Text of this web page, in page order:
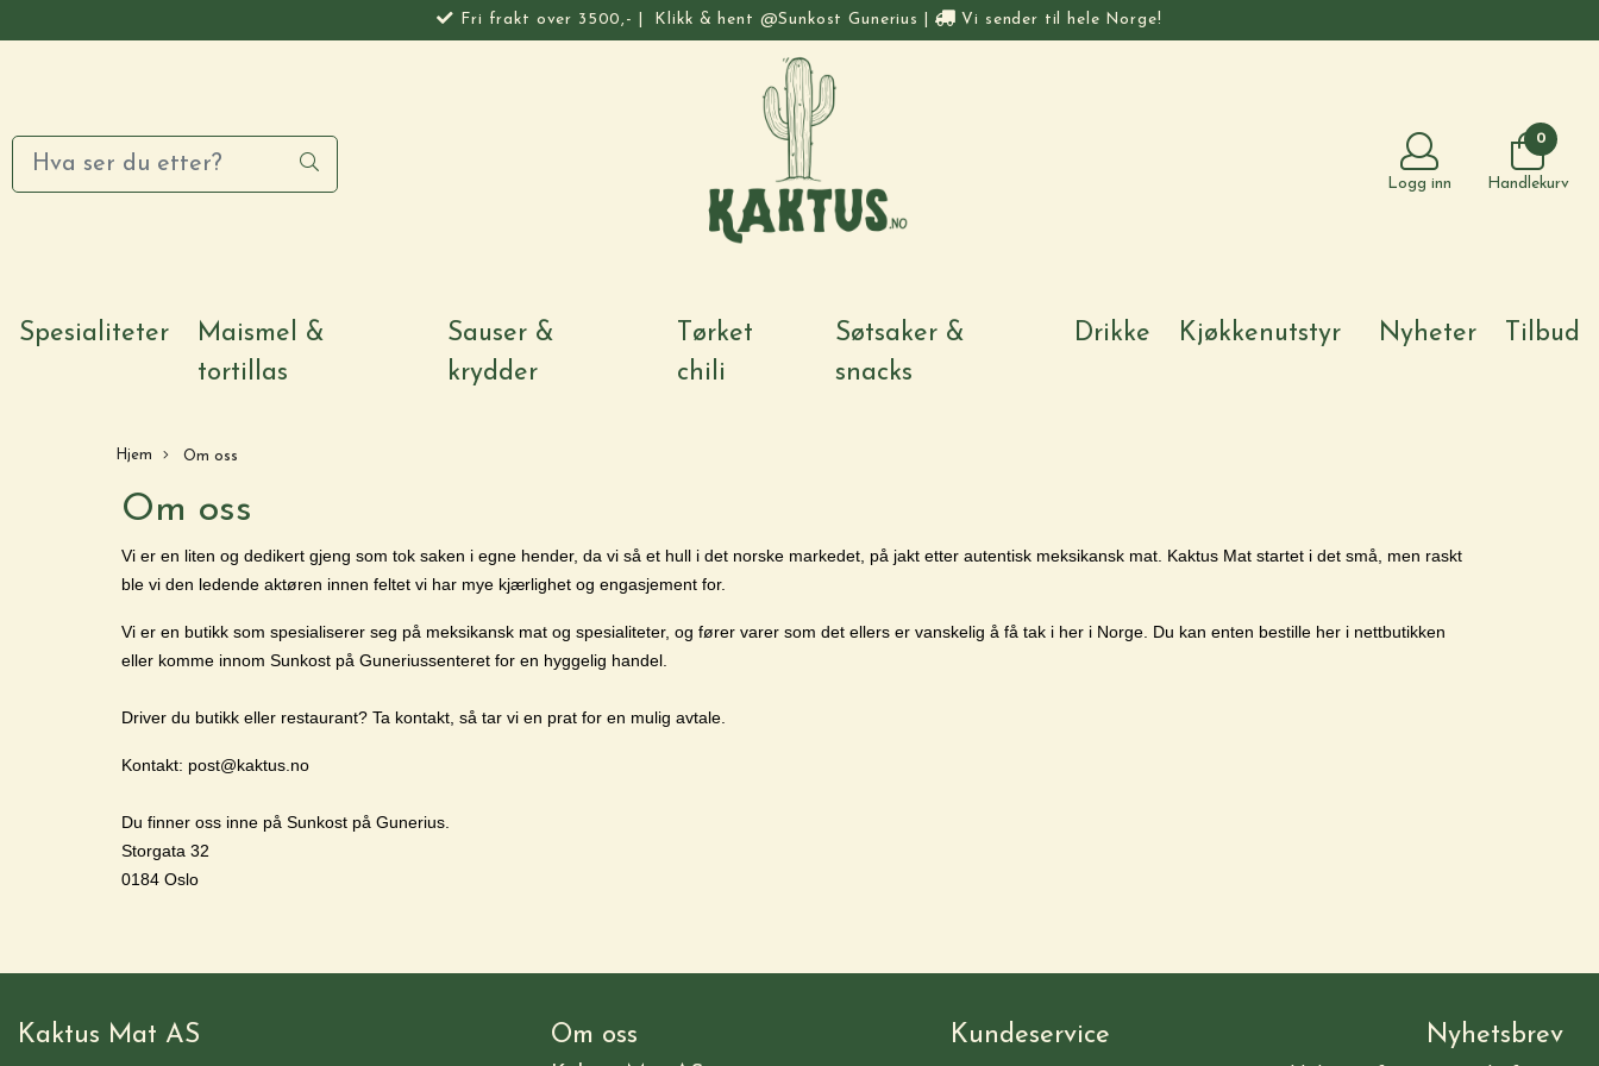
Fri frakt over 3500,- Klikk & hent @Sunkost Gunerius Vi sender til hele Norge!
Logg inn
0
Handlekurv
Spesialiteter
Maismel &
tortillas
Sauser &
krydder
Tørket
chili
Søtsaker &
snacks
Drikke Kjøkkenutstyr Nyheter Tilbud
Hjem Om oss
Om oss
Vi er en liten og dedikert gjeng som tok saken i egne hender, da vi så et hull i det norske markedet, på jakt etter autentisk meksikansk mat. Kaktus Mat startet i det små, men raskt
ble vi den ledende aktøren innen feltet vi har mye kjærlighet og engasjement for.
Vi er en butikk som spesialiserer seg på meksikansk mat og spesialiteter, og fører varer som det ellers er vanskelig å få tak i her i Norge. Du kan enten bestille her i nettbutikken
eller komme innom Sunkost på Guneriussenteret for en hyggelig handel.
Driver du butikk eller restaurant? Ta kontakt, så tar vi en prat for en mulig avtale.
Kontakt: post@kaktus.no
Du finner oss inne på Sunkost på Gunerius.
Storgata 32
0184 Oslo
Kaktus Mat AS Om oss Kundeservice Nyhetsbrev